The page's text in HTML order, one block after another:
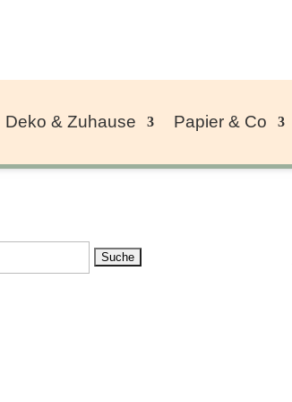
Deko & Zuhause Papier & Co